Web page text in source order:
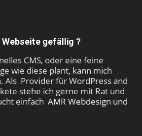
gefällig ?
CMS, oder eine feine
wie diese plant, kann mich
Als Provider für WordPress and
stehe ich gerne mit Rat und
einfach AMR Webdesign und